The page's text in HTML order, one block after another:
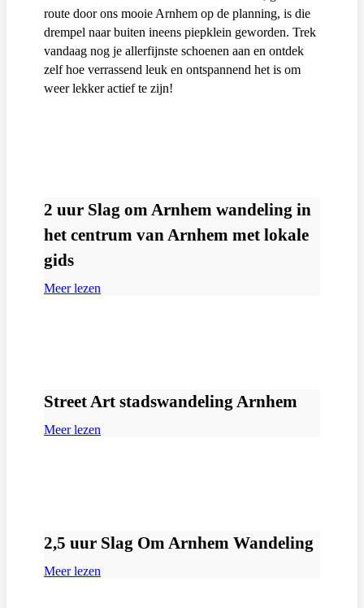
route door ons mooie Arnhem op de planning, is die
drempel naar buiten ineens piepklein geworden. Trek
vandaag nog je allerfijnste schoenen aan en ontdek
zelf hoe verrassend leuk en ontspannend het is om
weer lekker actief te zijn!
2 uur Slag om Arnhem wandeling in
het centrum van Arnhem met lokale
gids
Meer lezen
Street Art stadswandeling Arnhem
Meer lezen
2,5 uur Slag Om Arnhem Wandeling
Meer lezen